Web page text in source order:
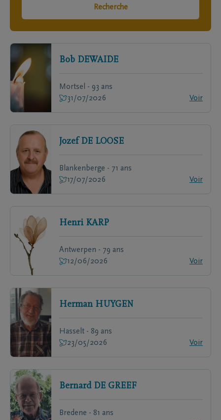
Recherche
Bob DEWAIDE
Mortsel - 93 ans
31/07/2026
Voir
Jozef DE LOOSE
Blankenberge - 71 ans
17/07/2026
Voir
Henri KARP
Antwerpen - 79 ans
12/06/2026
Voir
Herman HUYGEN
Hasselt - 89 ans
23/05/2026
Voir
Bernard DE GREEF
Bredene - 81 ans